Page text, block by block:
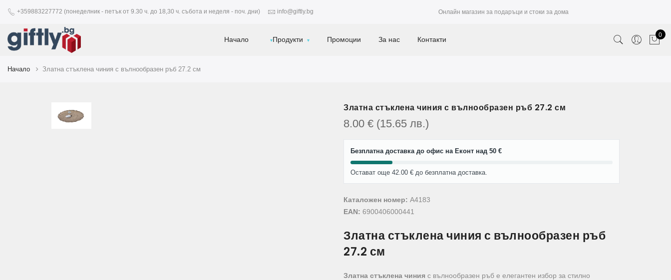
+359883227772 (понеделник - петък от 9.30 ч. до 18,30 ч. събота и неделя - поч. дни) info@giftly.bg Онлайн магазин за подаръци и стоки за дома
Начало Продукти Промоции За нас Контакти 0
Начало Златна стъклена чиния с вълнообразен ръб 27.2 см
Златна стъклена чиния с вълнообразен ръб 27.2 см
8.00 € (15.65 лв.)
Безплатна доставка до офис на Еконт над 50 €
Остават още 42.00 € до безплатна доставка.
Каталожен номер: A4183
EAN: 6900406000441
Златна стъклена чиния с вълнообразен ръб
27.2 см
Златна стъклена чиния с вълнообразен ръб е елегантен избор за стилно